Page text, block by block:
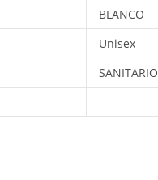
BLANCO
Unisex
SANITARIO